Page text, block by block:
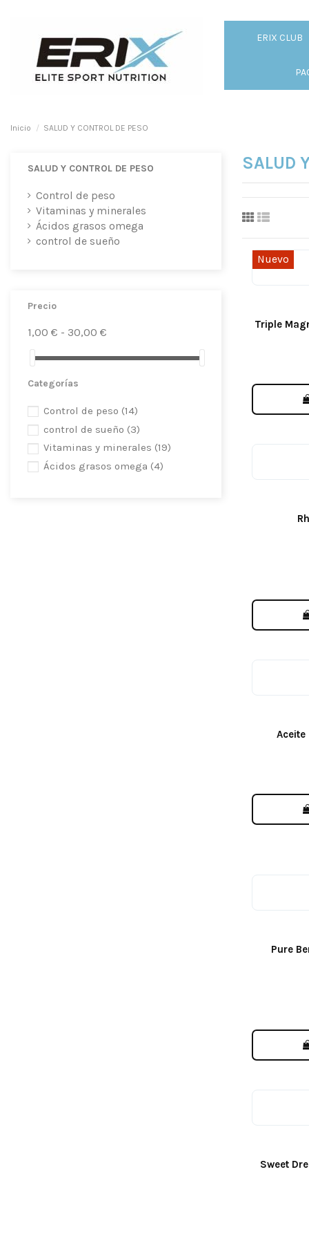
ERIX CLUB
Inicio SALUD Y CONTROL DE PESO
SALUD
Nuevo
Triple
Pure
Sweet
SALUD Y CONTROL DE PESO
Control de peso
Vitaminas y minerales
Ácidos grasos omega
control de sueño
Precio
1,00 € - 30,00 €
Categorías
Control de peso (14)
control de sueño (3)
Vitaminas y minerales (19)
Ácidos grasos omega (4)